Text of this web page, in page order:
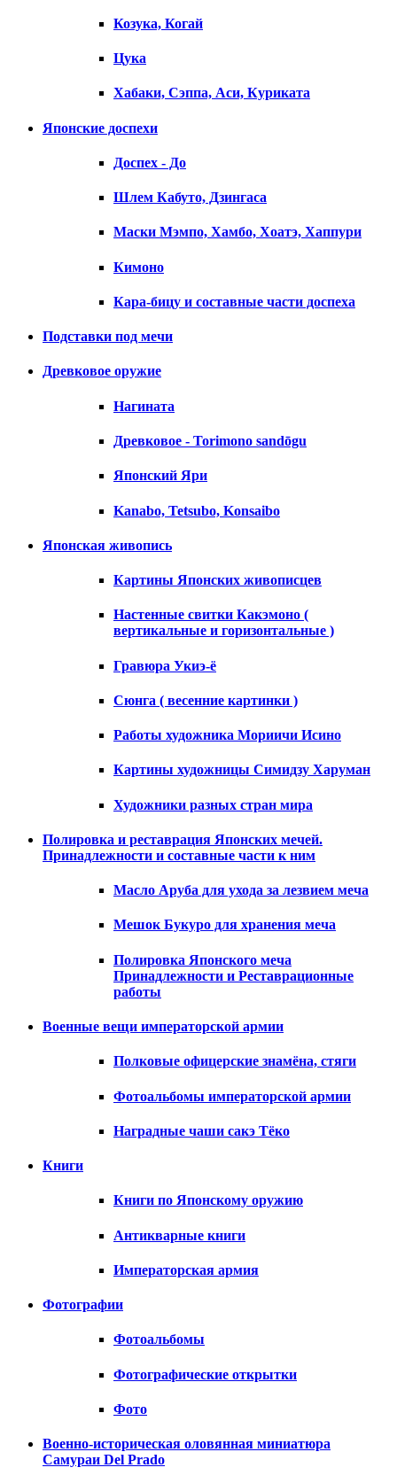
Козука, Когай
Цука
Хабаки, Сэппа, Аси, Куриката
Японские доспехи
Доспех - До
Шлем Кабуто, Дзингаса
Маски Мэмпо, Хамбо, Хоатэ, Хаппури
Кимоно
Кара-бицу и составные части доспеха
Подставки под мечи
Древковое оружие
Нагината
Древковое - Torimono sandōgu
Японский Яри
Kanabo, Tetsubo, Konsaibo
Японская живопись
Картины Японских живописцев
Настенные свитки Какэмоно (
вертикальные и горизонтальные )
Гравюра Укиэ-ё
Сюнга ( весенние картинки )
Работы художника Мориичи Исино
Картины художницы Симидзу Харуман
Художники разных стран мира
Полировка и реставрация Японских мечей.
Принадлежности и составные части к ним
Масло Аруба для ухода за лезвием меча
Мешок Букуро для хранения меча
Полировка Японского меча
Принадлежности и Реставрационные
работы
Военные вещи императорской армии
Полковые офицерские знамёна, стяги
Фотоальбомы императорской армии
Наградные чаши сакэ Тёко
Книги
Книги по Японскому оружию
Антикварные книги
Императорская армия
Фотографии
Фотоальбомы
Фотографические открытки
Фото
Военно-историческая оловянная миниатюра
Самураи Del Prado